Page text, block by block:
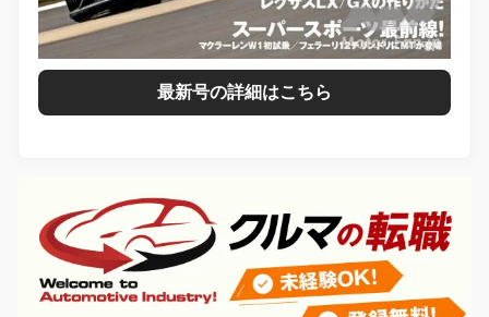
最新号の詳細はこちら